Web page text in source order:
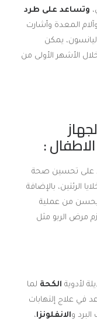
وتساعد على طرد
المعدة وأشارت
يمكن
الأشهر الأولى من
:
على تحسين صحة
الرئتين، بالإضافة
يحسن من عملية
مرض الربو مثل
لأدوية الكحة لما
في علاج إلتهابات
والانفلونزا،